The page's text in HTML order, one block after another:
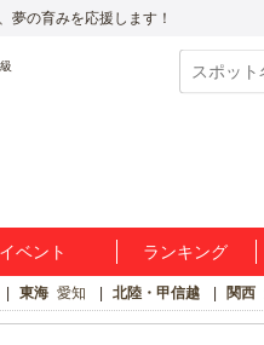
夢の育みを応援します！
ベント ランキング
東海 愛知 北陸・甲信越 関西